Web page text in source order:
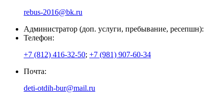
rebus-2016@bk.ru
Администратор (доп. услуги, пребывание, ресепшн):
Телефон:
+7 (812) 416-32-50; +7 (981) 907-60-34
Почта:
deti-otdih-bur@mail.ru